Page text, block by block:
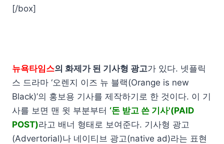
[/box]
뉴욕타임스의 화제가 된 기사형 광고가 있다. 넷플릭
스 드라마 ‘오렌지 이즈 뉴 블랙(Orange is new
Black)’의 홍보용 기사를 제작하기로 한 것이다. 이 기
사를 보면 맨 윗 부분부터 ‘돈 받고 쓴 기사'(PAID
POST)라고 배너 형태로 보여준다. 기사형 광고
(Advertorial)나 네이티브 광고(native ad)라는 표현